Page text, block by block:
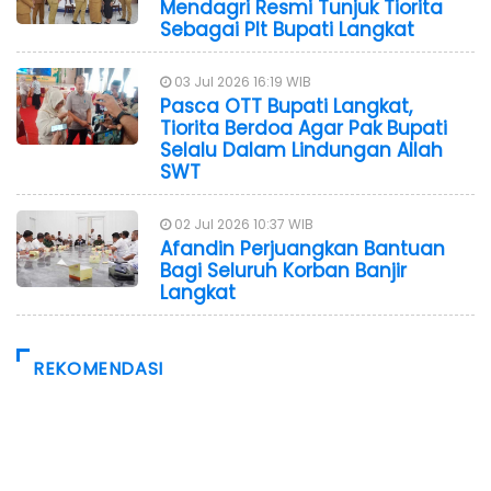
Mendagri Resmi Tunjuk Tiorita
Sebagai Plt Bupati Langkat
03 Jul 2026 16:19 WIB
Pasca OTT Bupati Langkat,
Tiorita Berdoa Agar Pak Bupati
Selalu Dalam Lindungan Allah
SWT
02 Jul 2026 10:37 WIB
Afandin Perjuangkan Bantuan
Bagi Seluruh Korban Banjir
Langkat
REKOMENDASI